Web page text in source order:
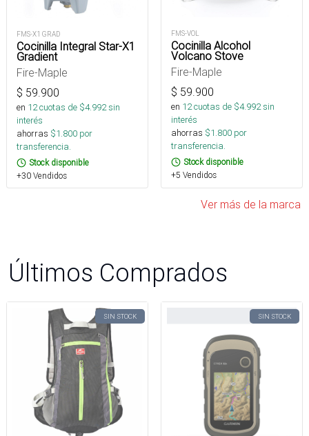
FMS-X1 GRAD
Cocinilla Integral Star-X1
Gradient
Fire-Maple
$ 59.900
en 12cuotas de $4.992sin
interés
ahorras $1.800 por
transferencia.
Stock disponible
+30 Vendidos
FMS-VOL
Cocinilla Alcohol
Volcano Stove
Fire-Maple
$ 59.900
en 12cuotas de $4.992sin
interés
ahorras $1.800 por
transferencia.
Stock disponible
+5 Vendidos
Ver más de la marca
Últimos Comprados
SIN STOCK SIN STOCK